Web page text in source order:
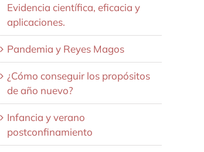
Evidencia científica, eficacia y
aplicaciones.
Pandemia y Reyes Magos
¿Cómo conseguir los propósitos
de año nuevo?
Infancia y verano
postconfinamiento